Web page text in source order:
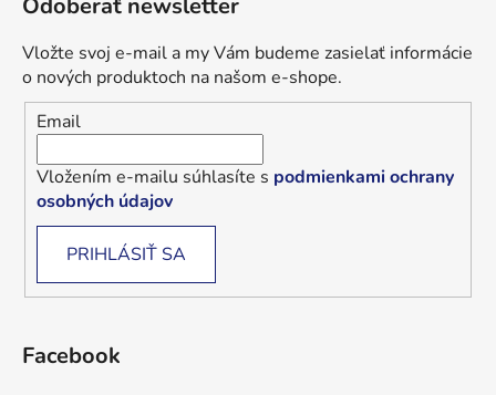
Odoberať newsletter
Vložte svoj e-mail a my Vám budeme zasielať informácie
o nových produktoch na našom e-shope.
Email
Vložením e-mailu súhlasíte s podmienkami ochrany
osobných údajov
PRIHLÁSIŤ SA
Facebook